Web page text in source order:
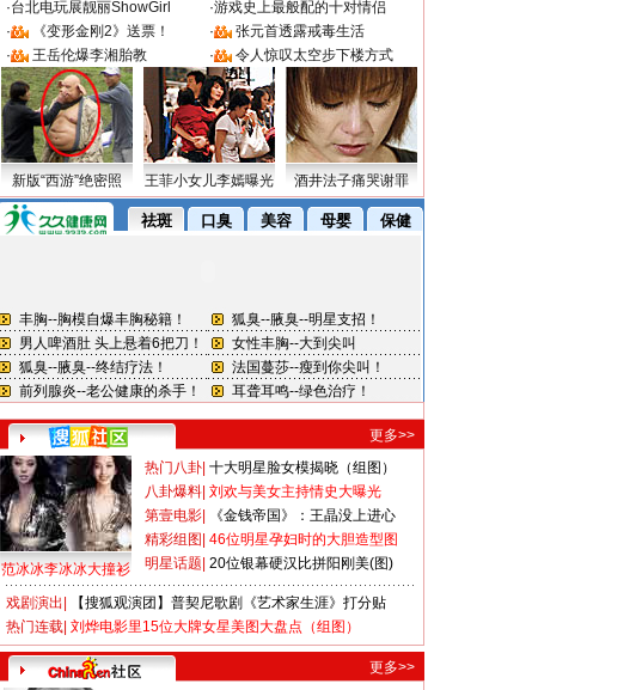
·台北电玩展靓丽ShowGirl ·游戏史上最般配的十对情侣
·
《变形金刚2》送票！ ·
张元首透露戒毒生活
·
王岳伦爆李湘胎教 · 令人惊叹太空步下楼方式
新版“西游”绝密照 王菲小女儿李嫣曝光 酒井法子痛哭谢罪
更多>>
范冰冰李冰冰大撞衫
热门八卦 十大明星脸女模揭晓（组图）
八卦爆料 刘欢与美女主持情史大曝光
第壹电影
《金钱帝国》：王晶没上进心
精彩组图 46位明星孕妇时的大胆造型图
明星话题 20位银幕硬汉比拼阳刚美(图)
戏剧演出
【搜狐观演团】普契尼歌剧《艺术家生涯》打分贴
热门连载 刘烨电影里15位大牌女星美图大盘点（组图）
更多>>